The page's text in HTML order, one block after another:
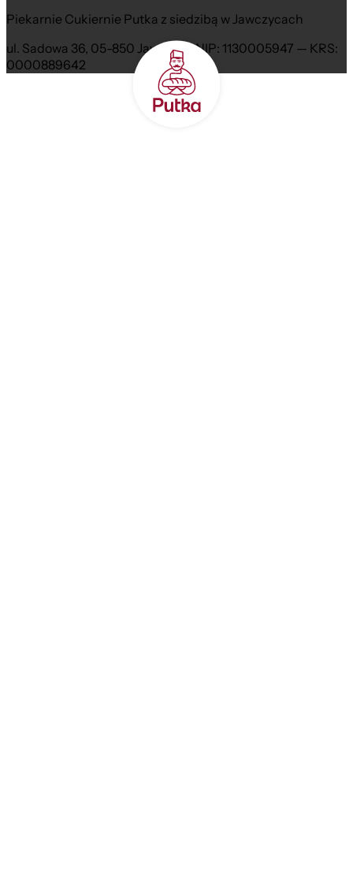
Piekarnie Cukiernie Putka z siedzibą w Jawczycach
ul. Sadowa 36, 05-850 Jawczyce NIP: 1130005947 — KRS:
0000889642